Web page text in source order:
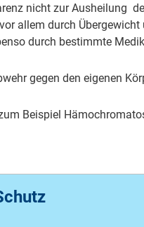
nicht zur Ausheilung
allem durch
durch bestimmte
gegen den eigenen
Beispiel